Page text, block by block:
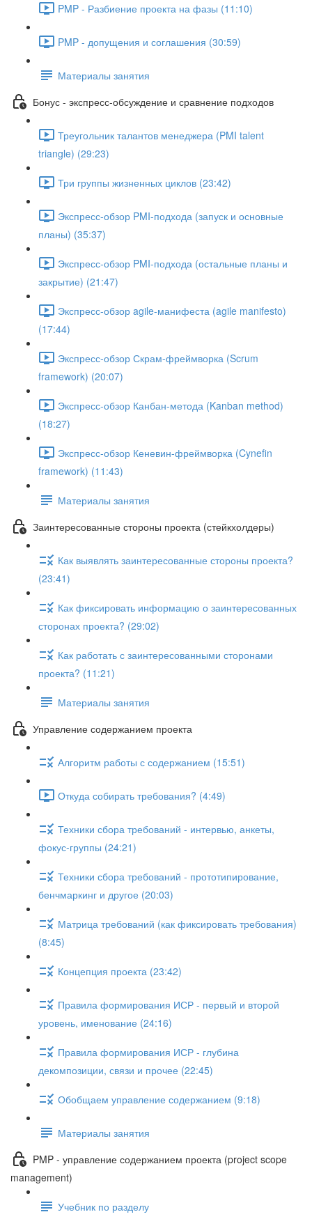
PMP - Разбиение проекта на фазы (11:10)
PMP - допущения и соглашения (30:59)
Материалы занятия
Бонус - экспресс-обсуждение и сравнение подходов
Треугольник талантов менеджера (PMI talent
triangle) (29:23)
Три группы жизненных циклов (23:42)
Экспресс-обзор PMI-подхода (запуск и основные
планы) (35:37)
Экспресс-обзор PMI-подхода (остальные планы и
закрытие) (21:47)
Экспресс-обзор agile-манифеста (agile manifesto)
(17:44)
Экспресс-обзор Скрам-фреймворка (Scrum
framework) (20:07)
Экспресс-обзор Канбан-метода (Kanban method)
(18:27)
Экспресс-обзор Кеневин-фреймворка (Cynefin
framework) (11:43)
Материалы занятия
Заинтересованные стороны проекта (стейкхолдеры)
Как выявлять заинтересованные стороны проекта?
(23:41)
Как фиксировать информацию о заинтересованных
сторонах проекта? (29:02)
Как работать с заинтересованными сторонами
проекта? (11:21)
Материалы занятия
Управление содержанием проекта
Алгоритм работы с содержанием (15:51)
Откуда собирать требования? (4:49)
Техники сбора требований - интервью, анкеты,
фокус-группы (24:21)
Техники сбора требований - прототипирование,
бенчмаркинг и другое (20:03)
Матрица требований (как фиксировать требования)
(8:45)
Концепция проекта (23:42)
Правила формирования ИСР - первый и второй
уровень, именование (24:16)
Правила формирования ИСР - глубина
декомпозиции, связи и прочее (22:45)
Обобщаем управление содержанием (9:18)
Материалы занятия
PMP - управление содержанием проекта (project scope
management)
Учебник по разделу